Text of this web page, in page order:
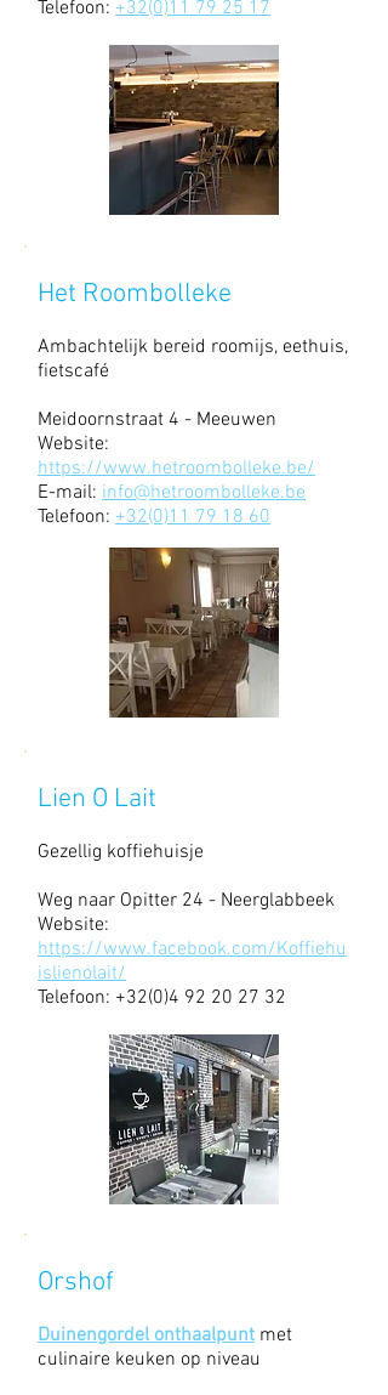
Telefoon: +32(0)11 79 25 17
Het Roombolleke
Ambachtelijk bereid roomijs, eethuis,
fietscafé
Meidoornstraat 4 - Meeuwen
Website:
https://www.hetroombolleke.be/
E-mail: info@hetroombolleke.be
Telefoon: +32(0)11 79 18 60
Lien O Lait
Gezellig koffiehuisje
Weg naar Opitter 24 - Neerglabbeek
Website:
https://www.facebook.com/Koffiehu
islienolait/
Telefoon: +32(0)4 92 20 27 32
Orshof
Duinengordel onthaalpunt met
culinaire keuken op niveau